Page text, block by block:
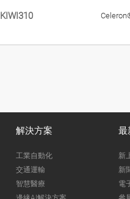
KIWI310
解決方案
工業自動化
交通運輸
智慧醫療
最
新
新
電